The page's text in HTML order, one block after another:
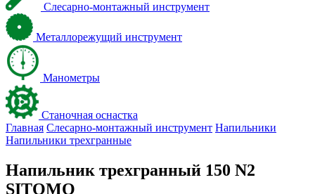
Слесарно-монтажный инструмент
Металлорежущий инструмент
Манометры
Станочная оснастка
Главная Слесарно-монтажный инструмент Напильники
Напильники трехгранные
Напильник трехгранный 150 N2
SITOMO